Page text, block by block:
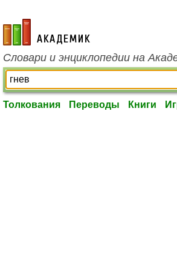
academic.ru
Словари и энциклопедии на
Толкования Переводы Книги